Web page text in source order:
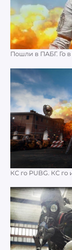
Пошли в ПАБГ. Го
КС го PUBG. КС го